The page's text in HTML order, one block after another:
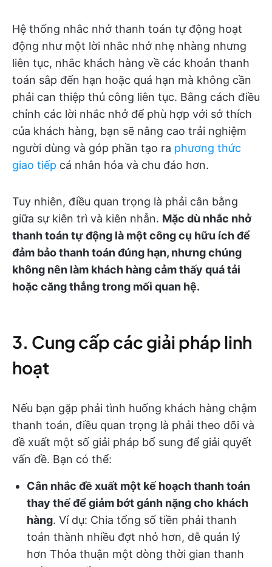
Hệ thống nhắc nhở thanh toán tự động hoạt
động như một lời nhắc nhở nhẹ nhàng nhưng
liên tục, nhắc khách hàng về các khoản thanh
toán sắp đến hạn hoặc quá hạn mà không cần
phải can thiệp thủ công liên tục. Bằng cách điều
chỉnh các lời nhắc nhở để phù hợp với sở thích
của khách hàng, bạn sẽ nâng cao trải nghiệm
người dùng và góp phần tạo ra phương thức
giao tiếp cá nhân hóa và chu đáo hơn.
Tuy nhiên, điều quan trọng là phải cân bằng
giữa sự kiên trì và kiên nhẫn. Mặc dù nhắc nhở
thanh toán tự động là một công cụ hữu ích để
đảm bảo thanh toán đúng hạn, nhưng chúng
không nên làm khách hàng cảm thấy quá tải
hoặc căng thẳng trong mối quan hệ.
3. Cung cấp các giải pháp linh
hoạt
Nếu bạn gặp phải tình huống khách hàng chậm
thanh toán, điều quan trọng là phải theo dõi và
đề xuất một số giải pháp bổ sung để giải quyết
vấn đề. Bạn có thể:
Cân nhắc đề xuất một kế hoạch thanh toán
thay thế để giảm bớt gánh nặng cho khách
hàng. Ví dụ: Chia tổng số tiền phải thanh
toán thành nhiều đợt nhỏ hơn, dễ quản lý
hơn Thỏa thuận một dòng thời gian thanh